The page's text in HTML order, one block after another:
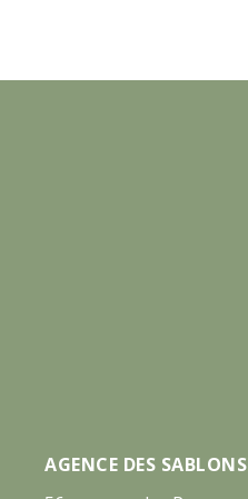
AGENCE DES SABLONS